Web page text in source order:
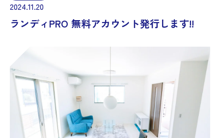
2024.11.20
ランディPRO 無料アカウント発行します!!